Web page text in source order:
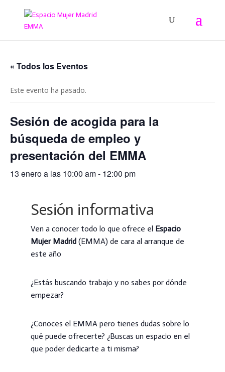
« Todos los Eventos
Este evento ha pasado.
Sesión de acogida para la
búsqueda de empleo y
presentación del EMMA
13 enero a las 10:00 am- 12:00 pm
Sesión informativa
Ven a conocer todo lo que ofrece el Espacio
Mujer Madrid (EMMA) de cara al arranque de
este año
¿Estás buscando trabajo y no sabes por dónde
empezar?
¿Conoces el EMMA pero tienes dudas sobre lo
qué puede ofrecerte? ¿Buscas un espacio en el
que poder dedicarte a ti misma?